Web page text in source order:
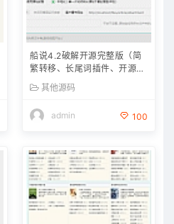
船说4.2破解开源完整版（简
繁转移、长尾词插件、开源无
加密
其他源码
admin 100